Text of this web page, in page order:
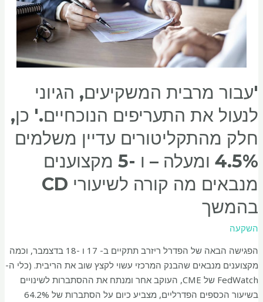
'עבור מרבית המשקיעים, הגיוני
לנעול את התעריפים הנוכחיים.' כן,
חלק מהתקליטורים עדיין משלמים
4.5% ומעלה – ו -5 מקצוענים
מנבאים מה קורה לשיעורי CD
בהמשך
השקעה
הפגישה הבאה של הפדרל ריזרב תתקיים ב- 17 ו -18 בדצמבר, וכמה
מקצוענים מנבאים שהבנק המרכזי עשוי לקצץ שוב את הריבית. (כלי ה-
FedWatch של CME, העוקב אחר ומנתח את ההסתברות לשינויים
בשיעור הכספים הפדרליים, מצביע כיום על הסתברות של 64.2%